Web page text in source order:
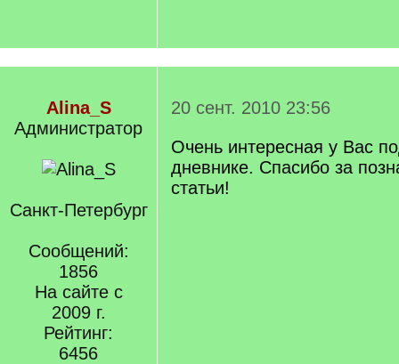
Alina_S
Администратор
Санкт-Петербург
Сообщений:
1856
На сайте с
2009 г.
Рейтинг:
6456
20 сент. 2010 23:56
Очень интересная у Вас
дневнике. Спасибо за
статьи!